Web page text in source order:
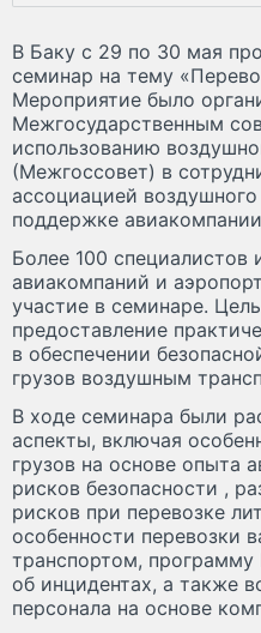
В Баку с 29 по 30 мая
семинар на тему
Мероприятие было
Межгосударственным
использованию
(Межгоссовет) в
ассоциацией
поддержке
Более 100 специалистов
авиакомпаний и
участие в семинаре.
предоставление
в обеспечении
грузов воздушным
В ходе семинара были
аспекты, включая
грузов на основе опыта
рисков безопасности ,
рисков при перевозке
особенности перевозки
транспортом,
об инцидентах, а также
персонала на основе